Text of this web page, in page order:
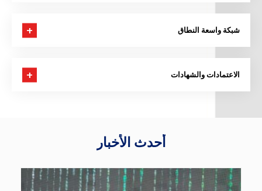
شبكة واسعة النطاق
الاعتمادات والشهادات
أحدث الأخبار